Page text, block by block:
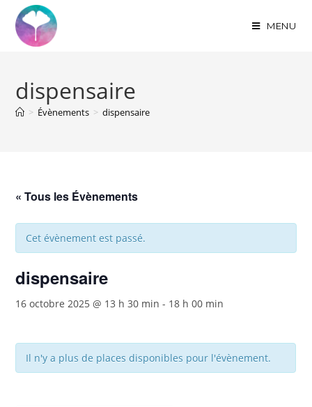
MENU
dispensaire
> Évènements > dispensaire
« Tous les Évènements
Cet évènement est passé.
dispensaire
16 octobre 2025 @ 13 h 30 min - 18 h 00 min
Il n'y a plus de places disponibles pour l'évènement.